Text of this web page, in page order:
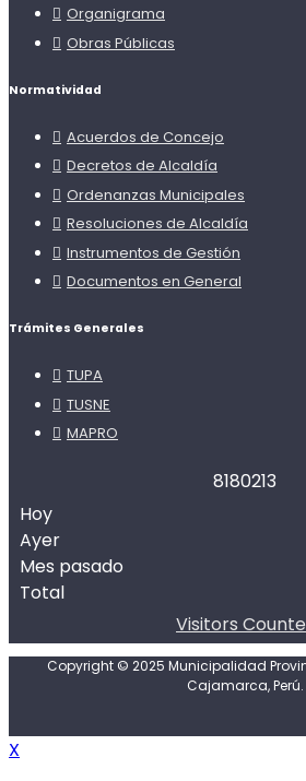
Organigrama
Obras Públicas
Normatividad
Acuerdos de Concejo
Decretos de Alcaldía
Ordenanzas Municipales
Resoluciones de Alcaldía
Instrumentos de Gestión
Documentos en General
Trámites Generales
TUPA
TUSNE
MAPRO
8180213
Hoy
Ayer
Mes pasado
Total
Visitors
Copyright © 2025 Municipalidad
Cajamarca, Perú.
X